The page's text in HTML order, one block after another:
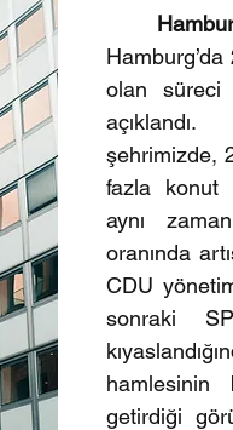
olan süreci
şehrimizde,
fazla konut
aynı
oranında
CDU
sonraki
hamlesinin
getirdiği